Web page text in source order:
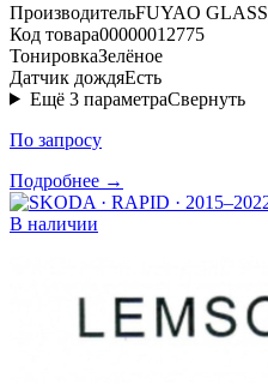
ПроизводительFUYAO GLASS
Код товара00000012775
ТонировкаЗелёное
Датчик дождяЕсть
Ещё 3 параметраСвернуть
По запросу
Подробнее →
В наличии